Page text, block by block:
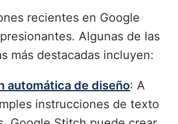
recientes en Google
Algunas de las
más destacadas incluyen:
automática de diseño: A
instrucciones de texto